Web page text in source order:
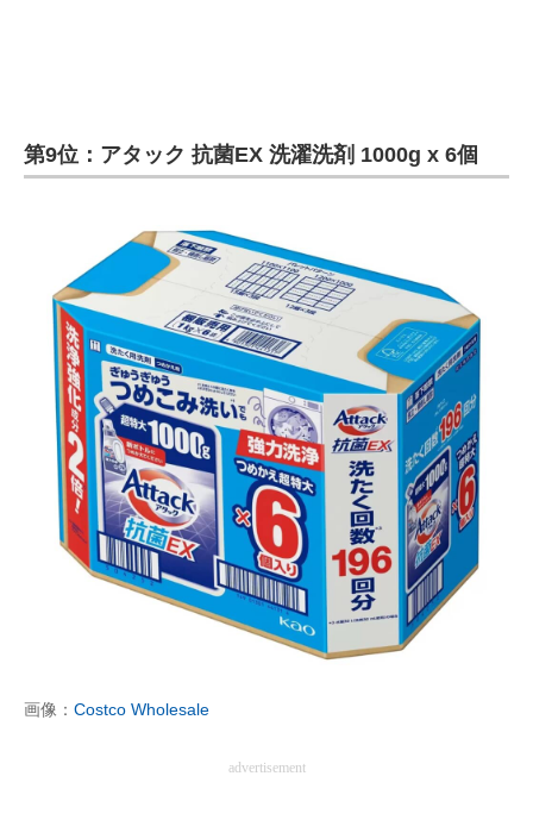
第9位：アタック 抗菌EX 洗濯洗剤 1000g x 6個
画像： Costco Wholesale
advertisement